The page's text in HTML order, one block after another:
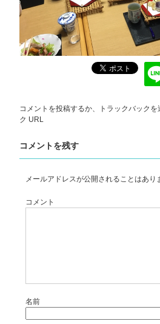
コメントを投稿するか、トラックバックを
ク URL
コメントを残す
メールアドレスが公開されることはあり
コメント
名前